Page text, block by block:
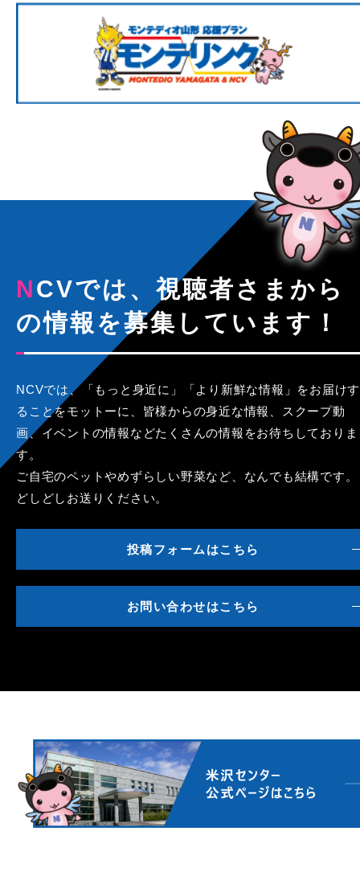
NCVでは、視聴者さまから
の情報を募集しています！
NCVでは、「もっと身近に」「より新鮮な情報」をお届けす
ることをモットーに、皆様からの身近な情報、スクープ動
画、イベントの情報などたくさんの情報をお待ちしておりま
す。
ご自宅のペットやめずらしい野菜など、なんでも結構です。
どしどしお送りください。
投稿フォームはこちら
お問い合わせはこちら